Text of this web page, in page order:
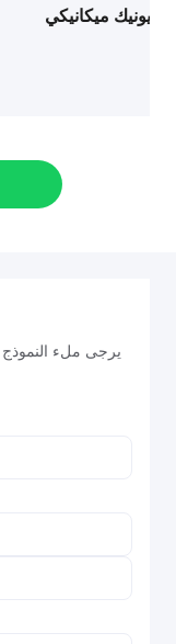
بيونيك ميكانيكي
يرجى ملء النموذج